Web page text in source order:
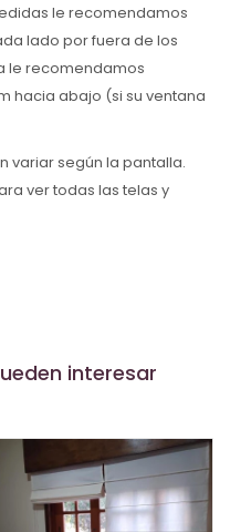
le recomendamos
lado por fuera de los
le recomendamos
hacia abajo (si su ventana
variar según la pantalla.
ver todas las telas y
interesar